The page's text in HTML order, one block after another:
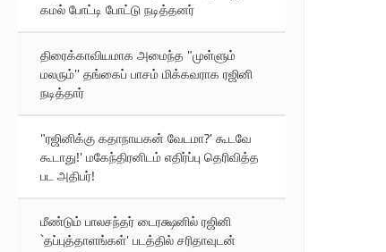
கமல் போட்டி போட்டு நடித்தனர்
திரைக்காவியமாக அமைந்த "முள்ளும்
மலரும்'' தங்கைப் பாசம் மிக்கவராக ரஜினி
நடித்தார்
"ரஜினிக்கு கதாநாயகன் வேடமா?' கூடவே
கூடாது!' மகேந்திரனிடம் எதிர்ப்பு தெரிவித்த
பட அதிபர்!
மீண்டும் பாலசந்தர் டைரக்ஷனில் ரஜினி
`தப்புத்தாளங்கள்' படத்தில் சரிதாவுடன்